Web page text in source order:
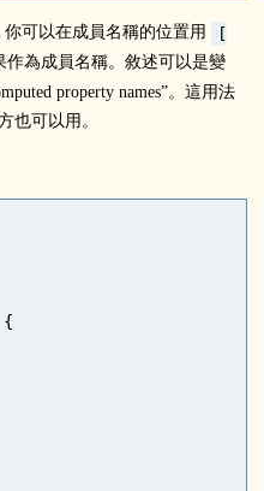
你可以在成員名稱的位置用
[
為成員名稱。敘述可以是變
property names”。這用法
也可以用。
{